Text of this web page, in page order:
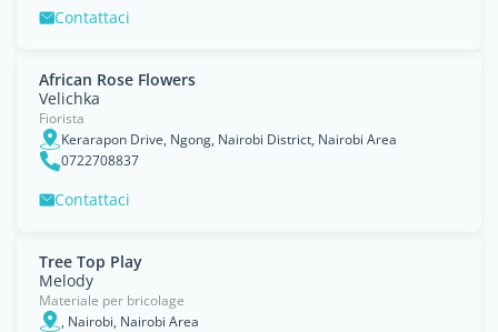
Contattaci
African Rose Flowers
Velichka
Fiorista
Kerarapon Drive, Ngong, Nairobi District, Nairobi Area
0722708837
Contattaci
Tree Top Play
Melody
Materiale per bricolage
, Nairobi, Nairobi Area